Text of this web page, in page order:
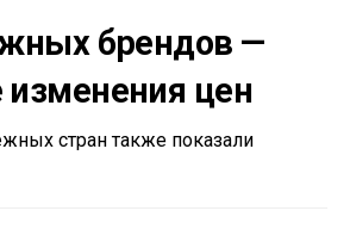
брендов —
цен
стран также показали